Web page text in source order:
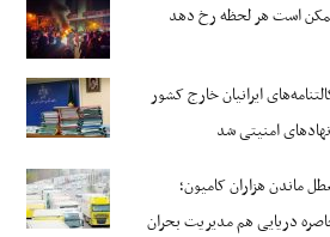
است هر لحظه رخ دهد
ایرانیان خارج کشور
امنیتی شد
ماندن هزاران کامیون؛
دریایی هم مدیریت بحران